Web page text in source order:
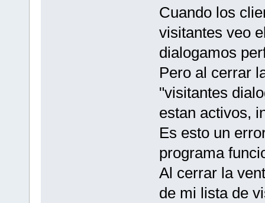
Cuando los
visitantes veo
dialogamos
Pero al cerrar
"visitantes
estan activos,
Es esto un
programa
Al cerrar la
de mi lista de